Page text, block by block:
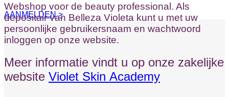
AANMELDEN >
Webshop voor de beauty professional. Als
depositair van Belleza Violeta kunt u met uw
persoonlijke gebruikersnaam en wachtwoord
inloggen op onze website.
Meer informatie vindt u op onze zakelijke
website Violet Skin Academy